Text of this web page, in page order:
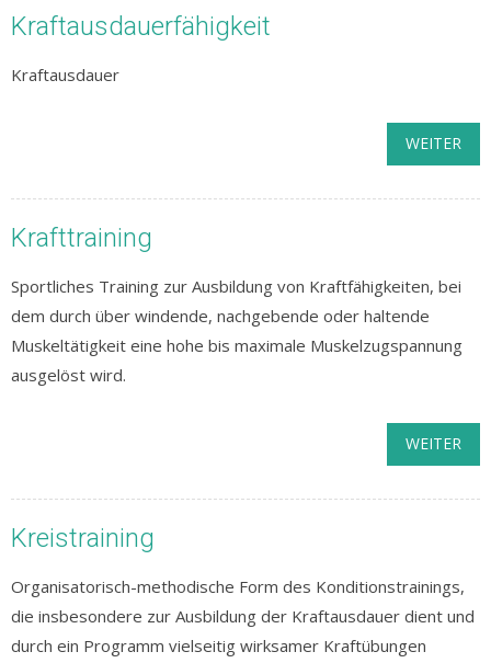
Kraftausdauerfähigkeit
Kraftausdauer
WEITER
Krafttraining
Sportliches Training zur Ausbildung von Kraftfähigkeiten, bei
dem durch über windende, nachgebende oder haltende
Muskeltätigkeit eine hohe bis maximale Muskelzugspannung
ausgelöst wird.
WEITER
Kreistraining
Organisatorisch-methodische Form des Konditionstrainings,
die insbesondere zur Ausbildung der Kraftausdauer dient und
durch ein Programm vielseitig wirksamer Kraftübungen